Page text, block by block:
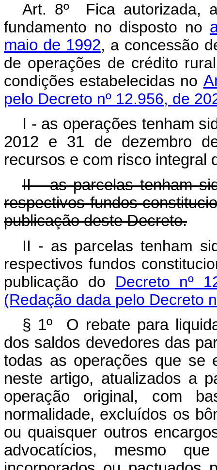
Art. 8º Fica autorizada,
fundamento no disposto no
maio de 1992, a concessão
de operações de crédito
condições estabelecidas no
pelo Decreto nº 12.956, de
I - as operações tenham
2012 e 31 de dezembro
recursos e com risco integral
II - as parcelas tenham
respectivos fundos
publicação deste Decreto.
II - as parcelas tenham
respectivos fundos
publicação do Decreto nº
(Redação dada pelo Decreto
§ 1º O rebate para
dos saldos devedores das
todas as operações que se
neste artigo, atualizados a
operação original, com
normalidade, excluídos os
ou quaisquer outros
advocatícios, mesmo